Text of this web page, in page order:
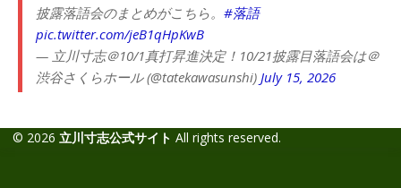
披露落語会のまとめがこちら。 #落語
pic.twitter.com/jeB1qHpKwB
— 立川寸志＠10/1真打昇進決定！10/21披露目落語会は＠
渋谷さくらホール (@tatekawasunshi) July 15, 2026
© 2026 立川寸志公式サイト All rights reserved.